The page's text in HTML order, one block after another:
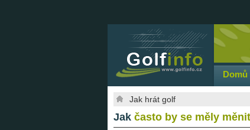
Domů
Jak hrát golf
Jak často by se měly